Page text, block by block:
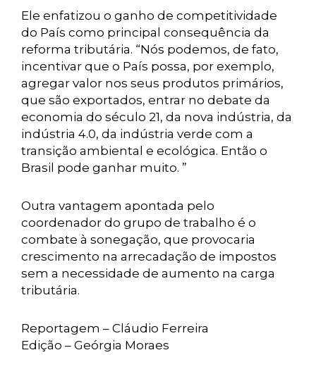
Ele enfatizou o ganho de competitividade
do País como principal consequência da
reforma tributária. “Nós podemos, de fato,
incentivar que o País possa, por exemplo,
agregar valor nos seus produtos primários,
que são exportados, entrar no debate da
economia do século 21, da nova indústria, da
indústria 4.0, da indústria verde com a
transição ambiental e ecológica. Então o
Brasil pode ganhar muito. ”
Outra vantagem apontada pelo
coordenador do grupo de trabalho é o
combate à sonegação, que provocaria
crescimento na arrecadação de impostos
sem a necessidade de aumento na carga
tributária.
Reportagem – Cláudio Ferreira
Edição – Geórgia Moraes